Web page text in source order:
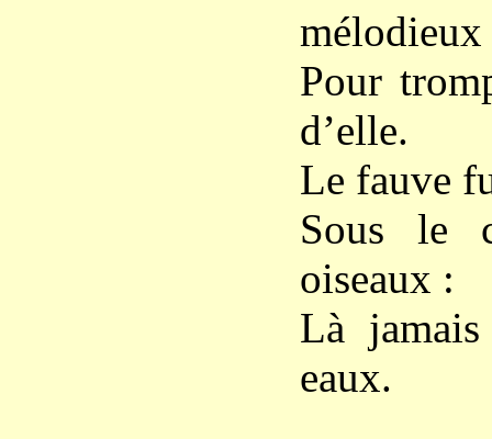
mélodieux
Pour
d’elle.
Le fauve
Sous le
oiseaux :
Là
eaux.